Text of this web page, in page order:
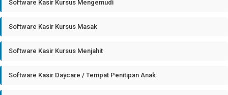
Software Kasir Kursus Mengemudi
Software Kasir Kursus Masak
Software Kasir Kursus Menjahit
Software Kasir Daycare / Tempat Penitipan Anak